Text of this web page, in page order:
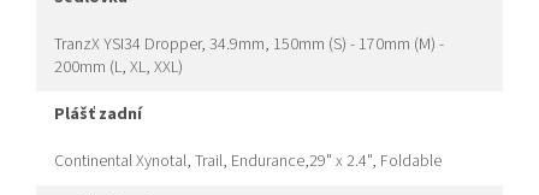
TranzX YSI34 Dropper, 34.9mm, 150mm (S) - 170mm (M) -
200mm (L, XL, XXL)
plášť zadní
Continental Xynotal, Trail, Endurance,29" x 2.4", Foldable